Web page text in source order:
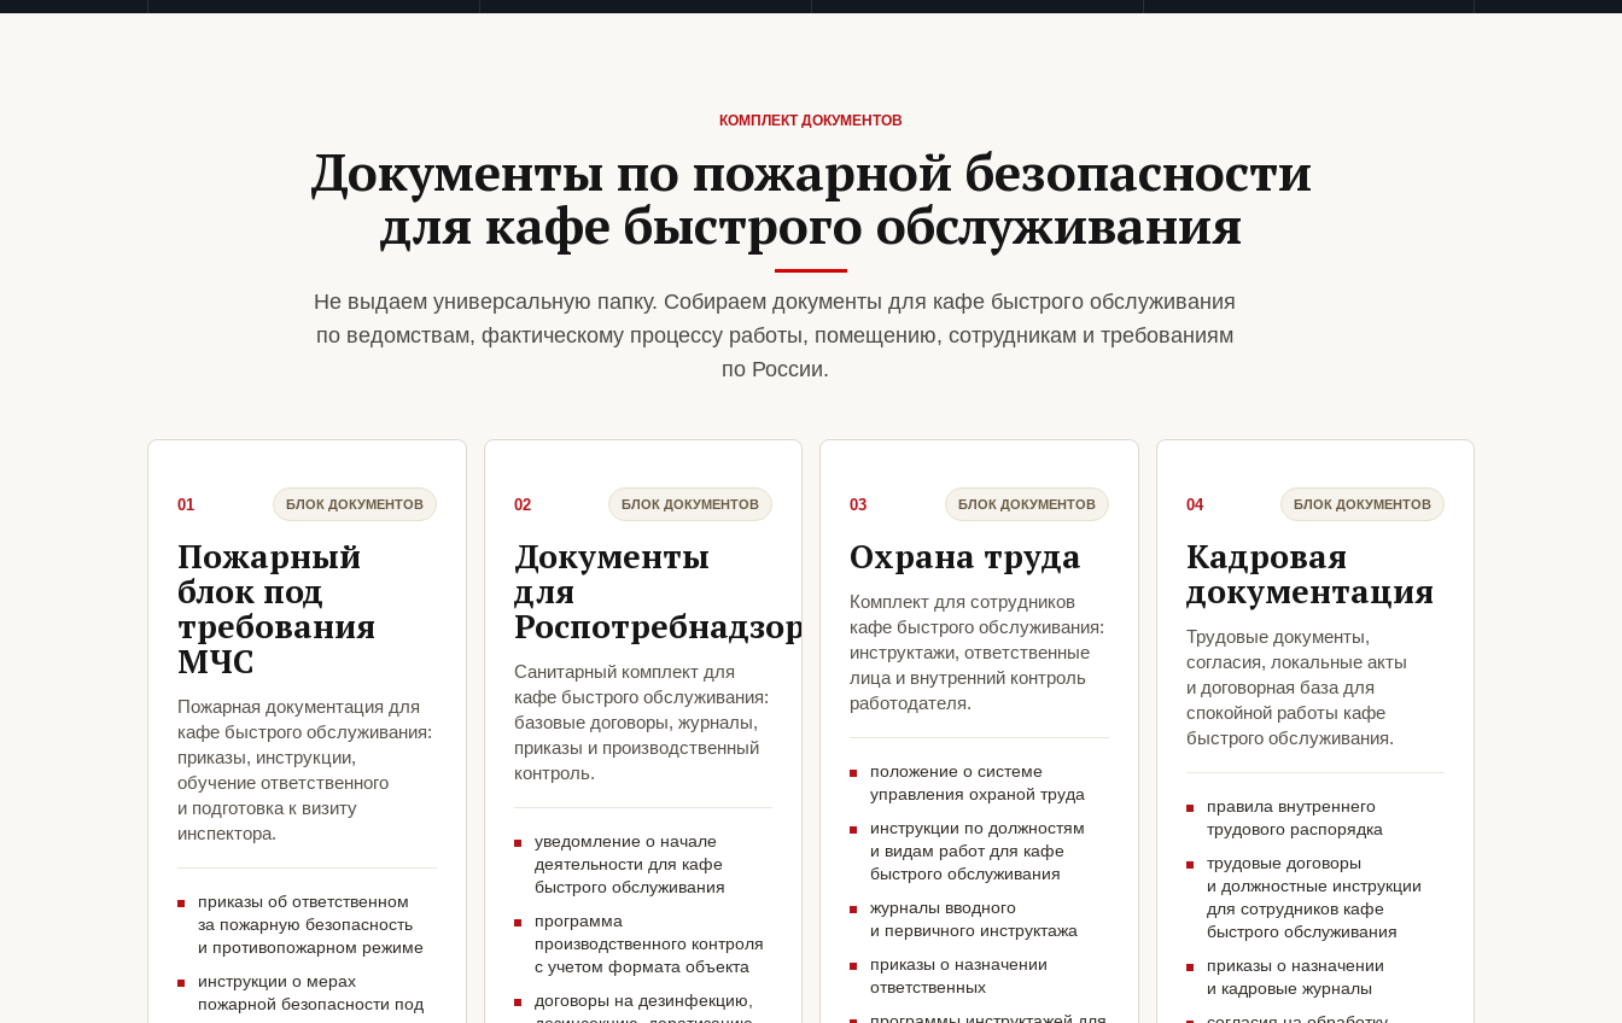
КОМПЛЕКТ ДОКУМЕНТОВ
Документы по пожарной безопасности
для кафе быстрого обслуживания
Не выдаем универсальную папку. Собираем документы для кафе быстрого обслуживания
по ведомствам, фактическому процессу работы, помещению, сотрудникам и требованиям
по России.
01 БЛОК ДОКУМЕНТОВ
Пожарный
блок под
требования
МЧС
Пожарная документация для
кафе быстрого обслуживания:
приказы, инструкции,
обучение ответственного
и подготовка к визиту
инспектора.
приказы об ответственном
за пожарную безопасность
и противопожарном режиме
инструкции о мерах
пожарной безопасности под
02 БЛОК ДОКУМЕНТОВ
Документы
для
Роспотребнадзора
Санитарный комплект для
кафе быстрого обслуживания:
базовые договоры, журналы,
приказы и производственный
контроль.
уведомление о начале
деятельности для кафе
быстрого обслуживания
программа
производственного контроля
с учетом формата объекта
договоры на дезинфекцию,
03 БЛОК ДОКУМЕНТОВ
Охрана труда
Комплект для сотрудников
кафе быстрого обслуживания:
инструктажи, ответственные
лица и внутренний контроль
работодателя.
положение о системе
управления охраной труда
инструкции по должностям
и видам работ для кафе
быстрого обслуживания
журналы вводного
и первичного инструктажа
приказы о назначении
ответственных
04 БЛОК ДОКУМЕНТОВ
Кадровая
документация
Трудовые документы,
согласия, локальные акты
и договорная база для
спокойной работы кафе
быстрого обслуживания.
правила внутреннего
трудового распорядка
трудовые договоры
и должностные инструкции
для сотрудников кафе
быстрого обслуживания
приказы о назначении
и кадровые журналы